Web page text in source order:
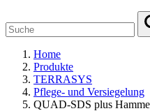
Home
Produkte
TERRASYS
Pflege- und Versiegelung
QUAD-SDS plus